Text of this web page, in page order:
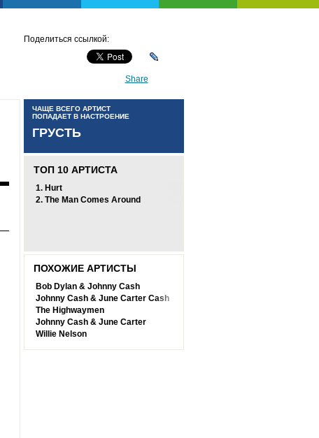
Поделиться ссылкой:
Share
ЧАЩЕ ВСЕГО АРТИСТ
ПОПАДАЕТ В НАСТРОЕНИЕ
ГРУСТЬ
ТОП 10 АРТИСТА
1. Hurt
2. The Man Comes Around
ПОХОЖИЕ АРТИСТЫ
Bob Dylan & Johnny Cash
Johnny Cash & June Carter Cash
The Highwaymen
Johnny Cash & June Carter
Willie Nelson